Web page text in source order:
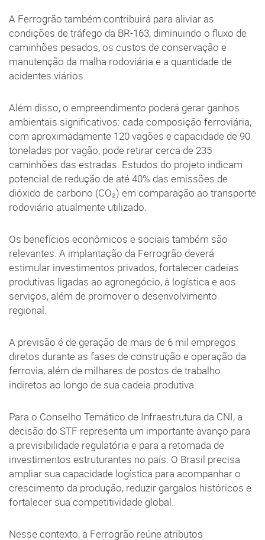
A Ferrogrão também contribuirá para aliviar as
condições de tráfego da BR-163, diminuindo o fluxo de
caminhões pesados, os custos de conservação e
manutenção da malha rodoviária e a quantidade de
acidentes viários.
Além disso, o empreendimento poderá gerar ganhos
ambientais significativos: cada composição ferroviária,
com aproximadamente 120 vagões e capacidade de 90
toneladas por vagão, pode retirar cerca de 235
caminhões das estradas. Estudos do projeto indicam
potencial de redução de até 40% das emissões de
dióxido de carbono (CO₂) em comparação ao transporte
rodoviário atualmente utilizado.
Os benefícios econômicos e sociais também são
relevantes. A implantação da Ferrogrão deverá
estimular investimentos privados, fortalecer cadeias
produtivas ligadas ao agronegócio, à logística e aos
serviços, além de promover o desenvolvimento
regional.
A previsão é de geração de mais de 6 mil empregos
diretos durante as fases de construção e operação da
ferrovia, além de milhares de postos de trabalho
indiretos ao longo de sua cadeia produtiva.
Para o Conselho Temático de Infraestrutura da CNI, a
decisão do STF representa um importante avanço para
a previsibilidade regulatória e para a retomada de
investimentos estruturantes no país. O Brasil precisa
ampliar sua capacidade logística para acompanhar o
crescimento da produção, reduzir gargalos históricos e
fortalecer sua competitividade global.
Nesse contexto, a Ferrogrão reúne atributos